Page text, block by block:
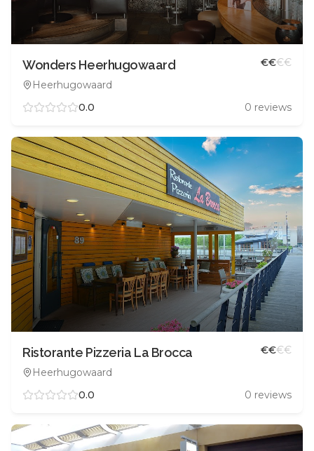
Wonders Heerhugowaard
Heerhugowaard
€€€€
0.0 0 reviews
Ristorante Pizzeria La Brocca
Heerhugowaard
€€€€
0.0 0 reviews